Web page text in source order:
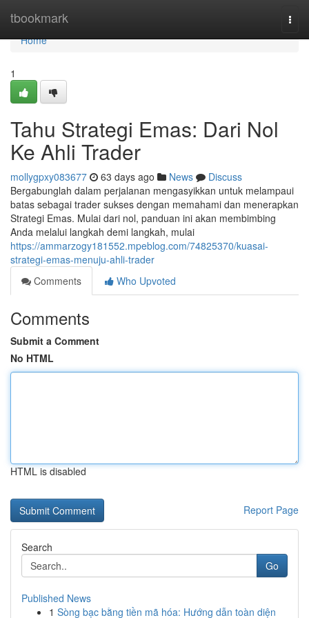
tbookmark
Home
Home
1
Tahu Strategi Emas: Dari Nol
Ke Ahli Trader
mollygpxy083677 63 days ago News
Discuss
Bergabunglah dalam perjalanan mengasyikkan untuk melampaui
batas sebagai trader sukses dengan memahami dan menerapkan
Strategi Emas. Mulai dari nol, panduan ini akan membimbing
Anda melalui langkah demi langkah, mulai
https://ammarzogy181552.mpeblog.com/74825370/kuasai-
strategi-emas-menuju-ahli-trader
Comments
Who Upvoted
Comments
Submit a Comment
No HTML
HTML is disabled
Report Page
Search
Go
Published News
1 Sòng bạc bằng tiền mã hóa: Hướng dẫn toàn diện